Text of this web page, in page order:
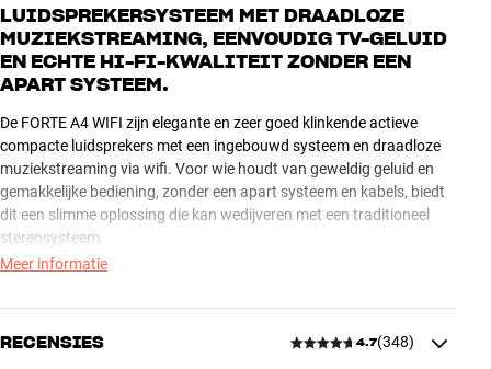
LUIDSPREKERSYSTEEM MET DRAADLOZE
MUZIEKSTREAMING, EENVOUDIG TV-GELUID
EN ECHTE HI-FI-KWALITEIT ZONDER EEN
APART SYSTEEM.
De FORTE A4 WIFI zijn elegante en zeer goed klinkende actieve
compacte luidsprekers met een ingebouwd systeem en draadloze
muziekstreaming via wifi. Voor wie houdt van geweldig geluid en
gemakkelijke bediening, zonder een apart systeem en kabels, biedt
dit een slimme oplossing die kan wedijveren met een traditioneel
stereosysteem.
nodig hebt voor draadloze muziek in echte hi-fi-kwaliteit, volledig
bediend vanaf je telefoon. HDMI-aansluiting voor TV-geluid, een
ingang voor platenspeler en ingebouwde Bluetooth maken het
Meer informatie
RECENSIES 4.7(348)